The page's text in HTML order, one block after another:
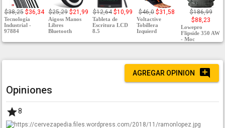
$38,25 $36,34
Tecnología
Industrial -
97884
$25,29 $21,99
Aigoss Manos
Libres
Bluetooth
$12,64 $10,99
Tableta de
Escritura LCD
8.5
$46,0 $31,58
Voltactive
Tobillera
Izquierd
$186,99
$88,23
Lowepro
Flipside 350 AW
- Moc
AGREGAR OPINION
Opiniones
8